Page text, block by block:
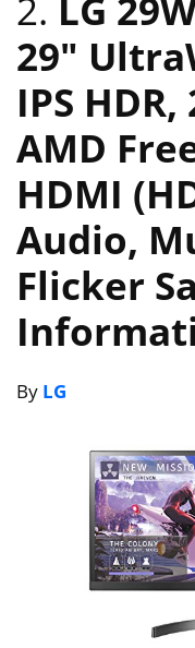
29″
IPS
AMD
HDMI
Audio,
Flicker
By LG